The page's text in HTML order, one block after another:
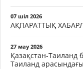
07 шіл 2026
АҚПАРАТТЫҚ
27 мау 2026
Қазақстан-
Таиланд